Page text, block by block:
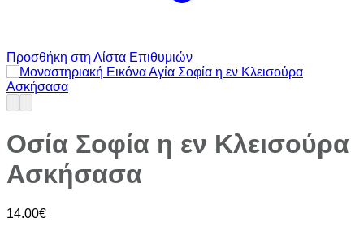
Προσθήκη στη Λίστα Επιθυμιών
Οσία Σοφία η εν Κλεισούρα
Ασκήσασα
14.00€